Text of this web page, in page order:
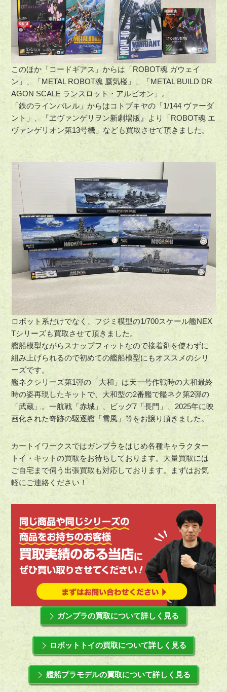
このほか「コードギアス」からは「ROBOT魂 ガウェイ
ン」、「METAL ROBOT魂 蜃気楼」、「METAL BUILD DR
AGON SCALE ランスロット・アルビオン」。
「鉄のラインバレル」からはコトブキヤの「1/144 ヴァーダ
ント」、『ヱヴァンゲリヲン新劇場版』より「ROBOT魂 エ
ヴァンゲリオン第13号機」なども買取させて頂きました。
ロボット系だけでなく、フジミ模型の1/700スケール艦NEX
Tシリーズも買取させて頂きました。
艦船模型ながらスナップフィットなので接着剤を使わずに
組み上げられるので初めての艦船模型にもオススメのシリ
ーズです。
艦ネクシリーズ第1弾の「大和」は天一号作戦時の大和最終
時の姿再現したキットで、大和型の2番艦で艦ネク第2弾の
「武蔵」。一航戦「赤城」、ビッグ7「長門」、2025年に映
画化された奇跡の駆逐艦「雪風」等をお譲り頂きました。
カートイワークスではガンプラをはじめ各種キャラクター
トイ・キットの買取をお待ちしております。大量買取には
ご自宅まで伺う出張買取も対応しております。まずはお気
軽にご連絡ください！
ガンプラの買取について詳しく見る
ロボットトイの買取について詳しく見る
艦船プラモデルの買取について詳しく見る